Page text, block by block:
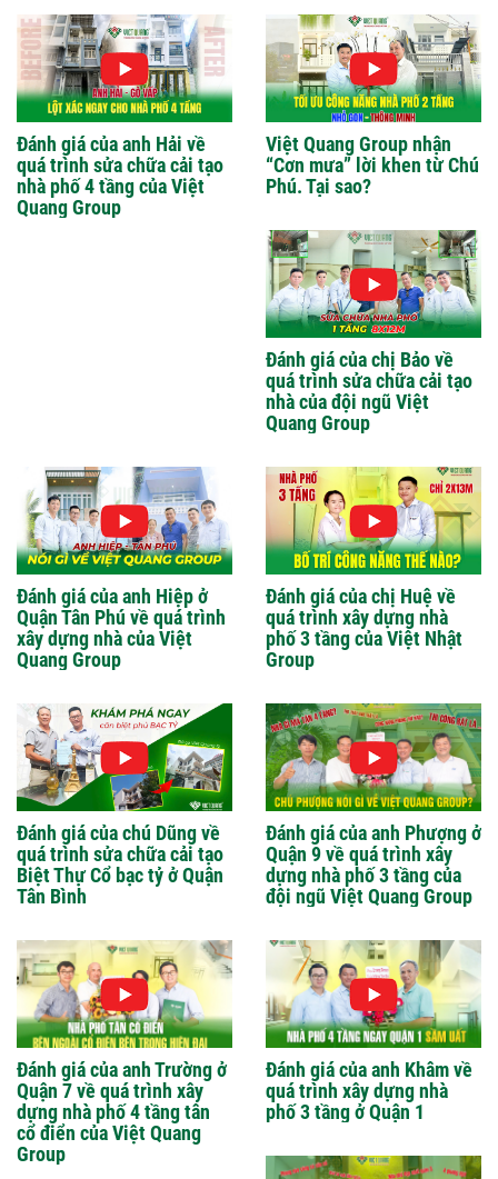
Đánh giá của anh Hải về
quá trình sửa chữa cải tạo
nhà phố 4 tầng của Việt
Quang Group
Việt Quang Group nhận
“Cơn mưa” lời khen từ Chú
Phú. Tại sao?
Đánh giá của chị Bảo về
quá trình sửa chữa cải tạo
nhà của đội ngũ Việt
Quang Group
Đánh giá của anh Hiệp ở
Quận Tân Phú về quá trình
xây dựng nhà của Việt
Quang Group
Đánh giá của chị Huệ về
quá trình xây dựng nhà
phố 3 tầng của Việt Nhật
Group
Đánh giá của chú Dũng về
quá trình sửa chữa cải tạo
Biệt Thự Cổ bạc tỷ ở Quận
Tân Bình
Đánh giá của anh Phượng ở
Quận 9 về quá trình xây
dựng nhà phố 3 tầng của
đội ngũ Việt Quang Group
Đánh giá của anh Trường ở
Quận 7 về quá trình xây
dựng nhà phố 4 tầng tân
cổ điển của Việt Quang
Group
Đánh giá của anh Khâm về
quá trình xây dựng nhà
phố 3 tầng ở Quận 1